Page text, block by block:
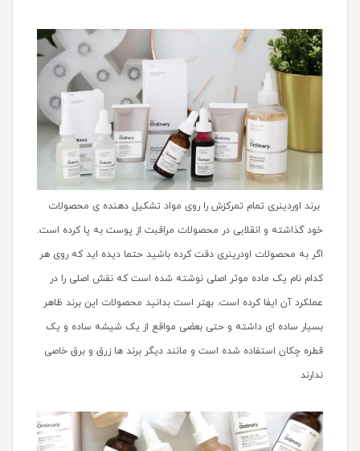
برند اوردینری تمام تمرکزش را روی مواد تشکیل دهنده ی محصولات
خود گذاشته و انقلابی در محصولات مراقبت از پوست به پا کرده است.
اگر به محصولات اودرینری دقت کرده باشید حتما دیده اید که روی هر
کدام نام یک ماده موثر اصلی نوشته شده است که نقش اصلی را در
عملکرد آن ایفا کرده است. بهتر است بدانید محصولات این برند ظاهر
بسیار ساده ای داشته و حتی بعضی مواقع از یک شیشه ساده و یک
قطره چکان استفاده شده است و مانند دیگر برند ها زرق و برق خاصی
ندارند